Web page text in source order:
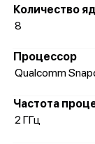
Количество
8
Процессор
Qualcomm
Частота
2 ГГц